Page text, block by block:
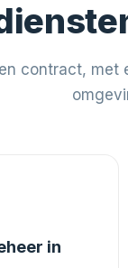
contract, met
in